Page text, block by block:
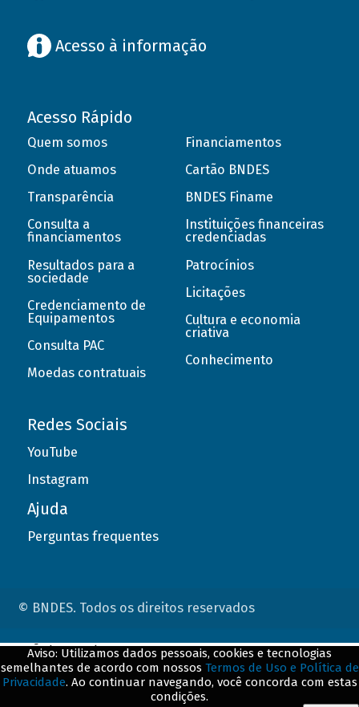
Acesso à informação
Acesso Rápido
Quem somos
Onde atuamos
Transparência
Consulta a
financiamentos
Resultados para a
sociedade
Credenciamento de
Equipamentos
Consulta PAC
Moedas contratuais
Financiamentos
Cartão BNDES
BNDES Finame
Instituições financeiras
credenciadas
Patrocínios
Licitações
Cultura e economia
criativa
Conhecimento
Redes Sociais
YouTube
Instagram
Ajuda
Perguntas frequentes
© BNDES. Todos os direitos reservados
Aviso: Utilizamos dados pessoais, cookies e tecnologias
semelhantes de acordo com nossos Termos de Uso e Política de
Privacidade. Ao continuar navegando, você concorda com estas
condições.
ConteÃºdo complementar
${title}${badge}